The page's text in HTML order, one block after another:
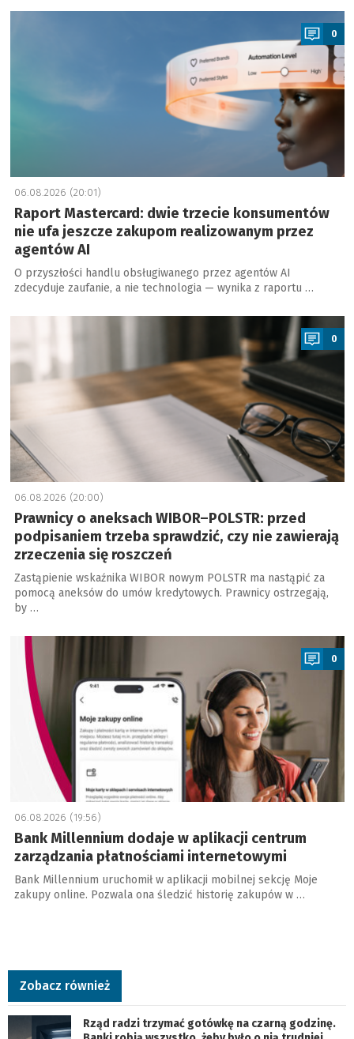
a
0
06.08.2026 (20:01)
Raport Mastercard: dwie trzecie konsumentów
nie ufa jeszcze zakupom realizowanym przez
agentów AI
O przyszłości handlu obsługiwanego przez agentów AI
zdecyduje zaufanie, a nie technologia — wynika z raportu …
a
0
06.08.2026 (20:00)
Prawnicy o aneksach WIBOR–POLSTR: przed
podpisaniem trzeba sprawdzić, czy nie zawierają
zrzeczenia się roszczeń
Zastąpienie wskaźnika WIBOR nowym POLSTR ma nastąpić za
pomocą aneksów do umów kredytowych. Prawnicy ostrzegają,
by …
0
06.08.2026 (19:56)
Bank Millennium dodaje w aplikacji centrum
zarządzania płatnościami internetowymi
Bank Millennium uruchomił w aplikacji mobilnej sekcję Moje
zakupy online. Pozwala ona śledzić historię zakupów w …
Zobacz również
Rząd radzi trzymać gotówkę na czarną godzinę.